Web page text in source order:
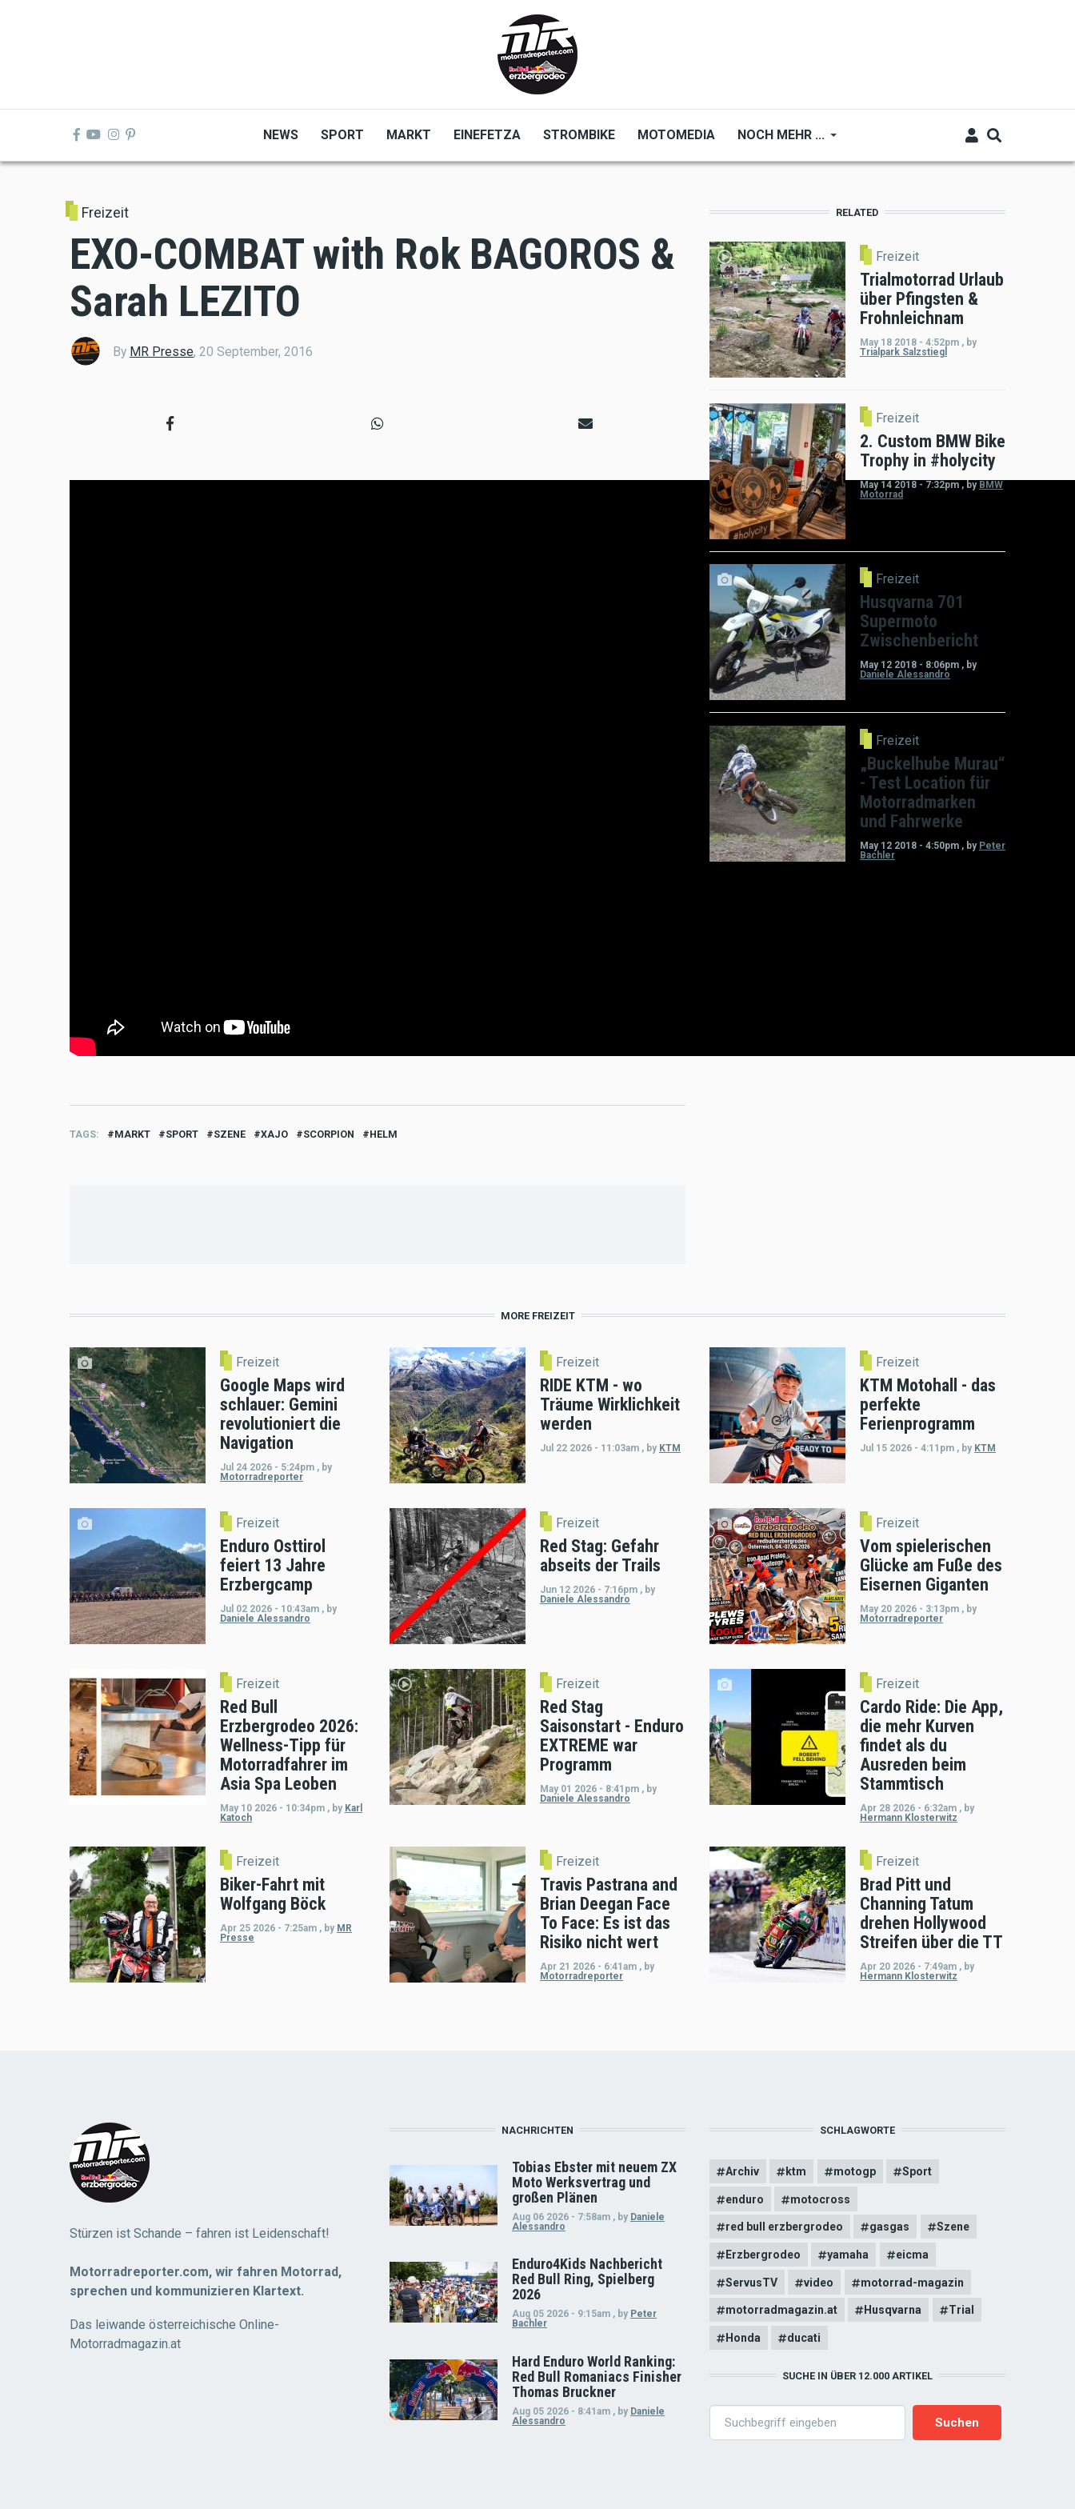
NEWS SPORT MARKT EINEFETZA STROMBIKE MOTOMEDIA NOCH MEHR ...
Freizeit
EXO-COMBAT with Rok BAGOROS &
Sarah LEZITO
By MR Presse, 20 September, 2016
TAGS MARKT SPORT SZENE XAJO SCORPION HELM
RELATED
Freizeit
Trialmotorrad Urlaub
über Pfingsten &
Frohnleichnam
May 18 2018 - 4:52pm , by
Trialpark Salzstiegl
Freizeit
2. Custom BMW Bike
Trophy in #holycity
May 14 2018 - 7:32pm , by BMW
Motorrad
Freizeit
Husqvarna 701
Supermoto
Zwischenbericht
May 12 2018 - 8:06pm , by
Daniele Alessandro
Freizeit
„Buckelhube Murau“
- Test Location für
Motorradmarken
und Fahrwerke
May 12 2018 - 4:50pm , by Peter
Bachler
MORE FREIZEIT
Freizeit
Google Maps wird
schlauer: Gemini
revolutioniert die
Navigation
Jul 24 2026 - 5:24pm , by
Motorradreporter
Freizeit
RIDE KTM - wo
Träume Wirklichkeit
werden
Jul 22 2026 - 11:03am , by KTM
Freizeit
KTM Motohall - das
perfekte
Ferienprogramm
Jul 15 2026 - 4:11pm , by KTM
Freizeit
Enduro Osttirol
feiert 13 Jahre
Erzbergcamp
Jul 02 2026 - 10:43am , by
Daniele Alessandro
Freizeit
Red Stag: Gefahr
abseits der Trails
Jun 12 2026 - 7:16pm , by
Daniele Alessandro
Freizeit
Vom spielerischen
Glücke am Fuße des
Eisernen Giganten
May 20 2026 - 3:13pm , by
Motorradreporter
Freizeit
Red Bull
Erzbergrodeo 2026:
Wellness-Tipp für
Motorradfahrer im
Asia Spa Leoben
May 10 2026 - 10:34pm , by Karl
Katoch
Freizeit
Red Stag
Saisonstart - Enduro
EXTREME war
Programm
May 01 2026 - 8:41pm , by
Daniele Alessandro
Freizeit
Cardo Ride: Die App,
die mehr Kurven
findet als du
Ausreden beim
Stammtisch
Apr 28 2026 - 6:32am , by
Hermann Klosterwitz
Freizeit
Biker-Fahrt mit
Wolfgang Böck
Apr 25 2026 - 7:25am , by MR
Presse
Freizeit
Travis Pastrana and
Brian Deegan Face
To Face: Es ist das
Risiko nicht wert
Apr 21 2026 - 6:41am , by
Motorradreporter
Freizeit
Brad Pitt und
Channing Tatum
drehen Hollywood
Streifen über die TT
Apr 20 2026 - 7:49am , by
Hermann Klosterwitz
Stürzen ist Schande – fahren ist Leidenschaft!
Motorradreporter.com, wir fahren Motorrad,
sprechen und kommunizieren Klartext.
Das leiwande österreichische Online-
Motorradmagazin.at
NACHRICHTEN
Tobias Ebster mit neuem ZX
Moto Werksvertrag und
großen Plänen
Aug 06 2026 - 7:58am , by Daniele
Alessandro
Enduro4Kids Nachbericht
Red Bull Ring, Spielberg
2026
Aug 05 2026 - 9:15am , by Peter
Bachler
Hard Enduro World Ranking:
Red Bull Romaniacs Finisher
Thomas Bruckner
Aug 05 2026 - 8:41am , by Daniele
Alessandro
SCHLAGWORTE
Archiv ktm motogp Sport
enduro motocross
red bull erzbergrodeo gasgas Szene
Erzbergrodeo yamaha eicma
ServusTV video motorrad-magazin
motorradmagazin.at Husqvarna Trial
Honda ducati
SUCHE IN ÜBER 12.000 ARTIKEL